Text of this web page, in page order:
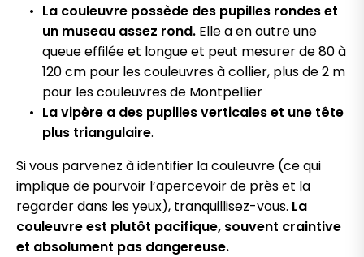
La couleuvre possède des pupilles rondes et
un museau assez rond. Elle a en outre une
queue effilée et longue et peut mesurer de 80 à
120 cm pour les couleuvres à collier, plus de 2 m
pour les couleuvres de Montpellier
La vipère a des pupilles verticales et une tête
plus triangulaire.
Si vous parvenez à identifier la couleuvre (ce qui
implique de pourvoir l’apercevoir de près et la
regarder dans les yeux), tranquillisez-vous. La
couleuvre est plutôt pacifique, souvent craintive
et absolument pas dangereuse.